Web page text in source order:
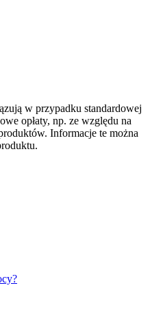
w przypadku standardowej
opłaty, np. ze względu na
Informacje te można